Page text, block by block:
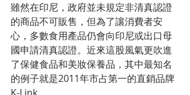
雖然在印尼，政府並未規定非清真認證
的商品不可販售，但為了讓消費者安
心，多數食用產品仍會向印尼或出口母
國申請清真認證。近來這股風氣更吹進
了保健食品和美妝保養品，其中最知名
的例子就是2011年市占第一的直銷品牌